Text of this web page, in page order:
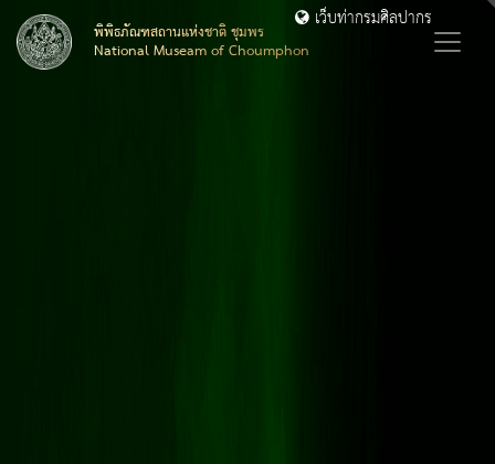
พิพิธภัณฑสถานแห่งชาติ ชุมพร
National Museam of Choumphon
เว็บท่ากรมศิลปากร